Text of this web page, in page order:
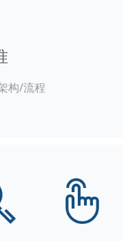
构/流程